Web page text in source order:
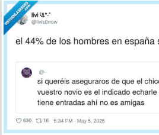
porlocomonel 12 may 2026, 13:00